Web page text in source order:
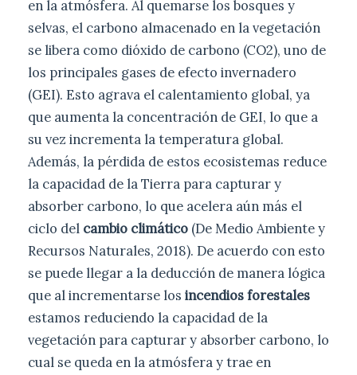
en la atmósfera. Al quemarse los bosques y
selvas, el carbono almacenado en la vegetación
se libera como dióxido de carbono (CO2), uno de
los principales gases de efecto invernadero
(GEI). Esto agrava el calentamiento global, ya
que aumenta la concentración de GEI, lo que a
su vez incrementa la temperatura global.
Además, la pérdida de estos ecosistemas reduce
la capacidad de la Tierra para capturar y
absorber carbono, lo que acelera aún más el
ciclo del cambio climático (De Medio Ambiente y
Recursos Naturales, 2018). De acuerdo con esto
se puede llegar a la deducción de manera lógica
que al incrementarse los incendios forestales
estamos reduciendo la capacidad de la
vegetación para capturar y absorber carbono, lo
cual se queda en la atmósfera y trae en